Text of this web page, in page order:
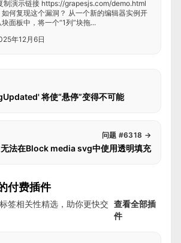
制演示链接 https://grapesjs.com/demo.html
何复现这个漏洞？ 从一个新的编辑器实例开
面板中，将一个“1列”块拖...
年12月6日
将使“悬停”变得不可能
问题 #6318 →
无法在Block media svg中使用透明填充
付费插件
签相关性精选，助你更快交 查看全部插
件